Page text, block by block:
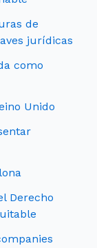
de
jurídicas
como
Unido
Derecho